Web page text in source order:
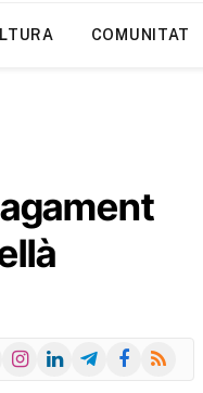
COMUNITAT
Instagram
LinkedInTelegramFacebook
RSS